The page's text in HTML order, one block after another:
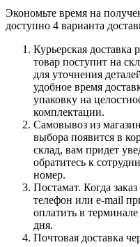
Экономьте время на
доступно 4 варианта
Курьерская доставка
товар поступит на
для уточнения
удобное время
упаковку на
комплектации.
Самовывоз из
выбора появится в
склад, вам придет
обратитесь к
номер.
Постамат. Когда
телефон или e-mail
оплатить в
дня.
Почтовая доставка